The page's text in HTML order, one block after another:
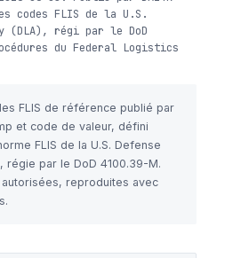
codes FLIS de la U.S.
(DLA), régi par le DoD
du Federal Logistics
FLIS de référence publié par
et code de valeur, défini
FLIS de la U.S. Defense
régie par le DoD 4100.39-M.
reproduites avec